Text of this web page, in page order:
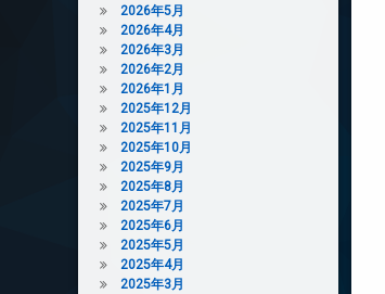
2026年5月
2026年4月
2026年3月
2026年2月
2026年1月
2025年12月
2025年11月
2025年10月
2025年9月
2025年8月
2025年7月
2025年6月
2025年5月
2025年4月
2025年3月